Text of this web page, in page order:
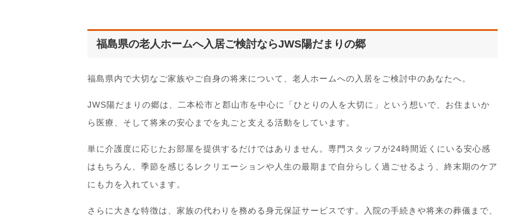
福島県の老人ホームへ入居ご検討ならJWS陽だまりの郷
福島県内で大切なご家族やご自身の将来について、老人ホームへの入居をご検討中のあなたへ。
JWS陽だまりの郷は、二本松市と郡山市を中心に「ひとりの人を大切に」という想いで、お住まいか
ら医療、そして将来の安心までを丸ごと支える活動をしています。
単に介護度に応じたお部屋を提供するだけではありません。専門スタッフが24時間近くにいる安心感
はもちろん、季節を感じるレクリエーションや人生の最期まで自分らしく過ごせるよう、終末期のケア
にも力を入れています。
さらに大きな特徴は、家族の代わりを務める身元保証サービスです。入院の手続きや将来の葬儀まで、